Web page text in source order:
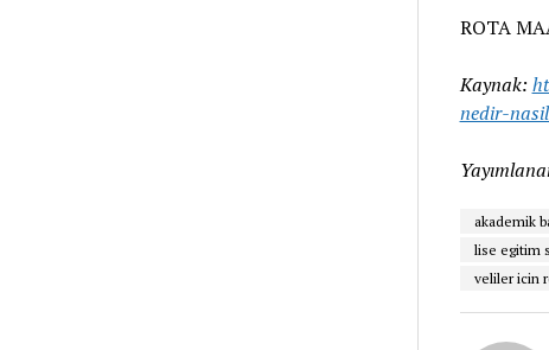
ROTA
Kaynak:
nedir-
akademik
lise egitim
veliler icin